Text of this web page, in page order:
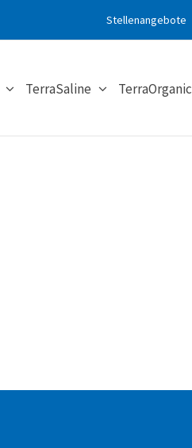
Stellenangebote
TerraSaline TerraOrganic